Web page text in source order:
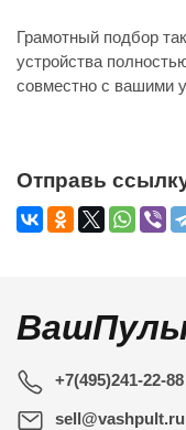
Грамотный подбор
устройства
совместно с вашими
Отправь
+7(495)241-22-88
sell@vashpult.ru